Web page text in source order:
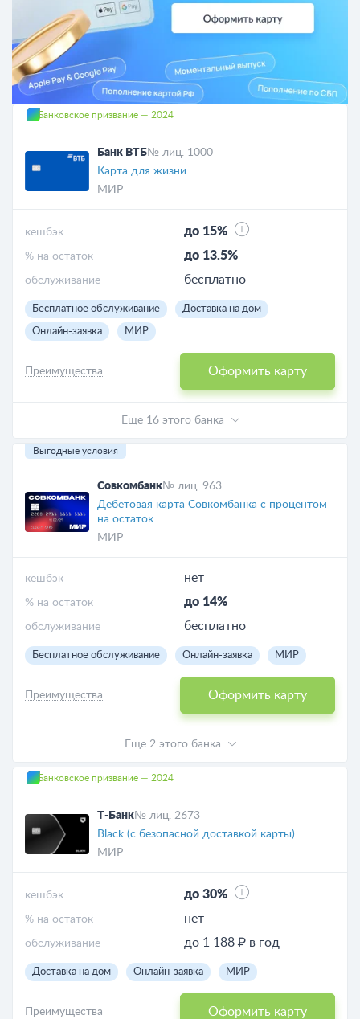
Банковское призвание — 2024
Банк ВТБ№ лиц. 1000
Карта для жизни
МИР
до 15%
кешбэк
до 13.5%
% на остаток
бесплатно
обслуживание
Оформить карту
Преимущества
Бесплатное обслуживание Доставка на дом
Онлайн-заявка МИР
Еще 16 этого банка
Выгодные условия
Совкомбанк№ лиц. 963
Дебетовая карта Совкомбанка с процентом
на остаток
МИР
нет
кешбэк
до 14%
% на остаток
бесплатно
обслуживание
Оформить карту
Преимущества
Бесплатное обслуживание Онлайн-заявка МИР
Еще 2 этого банка
Банковское призвание — 2024
Т-Банк№ лиц. 2673
Black (с безопасной доставкой карты)
МИР
до 30%
кешбэк
нет
% на остаток
до 1 188 ₽ в год
обслуживание
Оформить карту
Преимущества
Доставка на дом Онлайн-заявка МИР